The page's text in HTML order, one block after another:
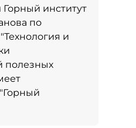
институт
по
и
полезных